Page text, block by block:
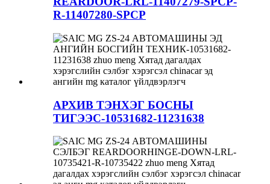
R-11407280-SPCP
АРХИВ ТЭНХЭГ БОСНЫ
ТИГЭЭС-10531682-11231638